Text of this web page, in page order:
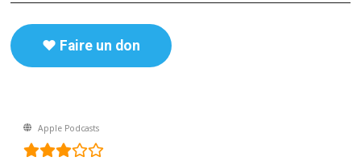
♥️ Faire un don
Apple Podcasts